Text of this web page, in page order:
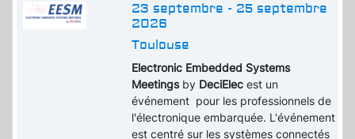
23 septembre - 25 septembre
2026
Toulouse
Electronic Embedded Systems
Meetingsby DeciElecest un
événement pour les professionnels de
l'électronique embarquée. L'événement
est centré sur les systèmes connectés